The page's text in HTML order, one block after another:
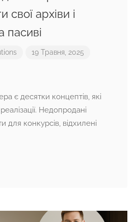
свої архіви і
пасиві
19 Травня, 2025
є десятки концептів, які
Недопродані
для конкурсів, відхилені